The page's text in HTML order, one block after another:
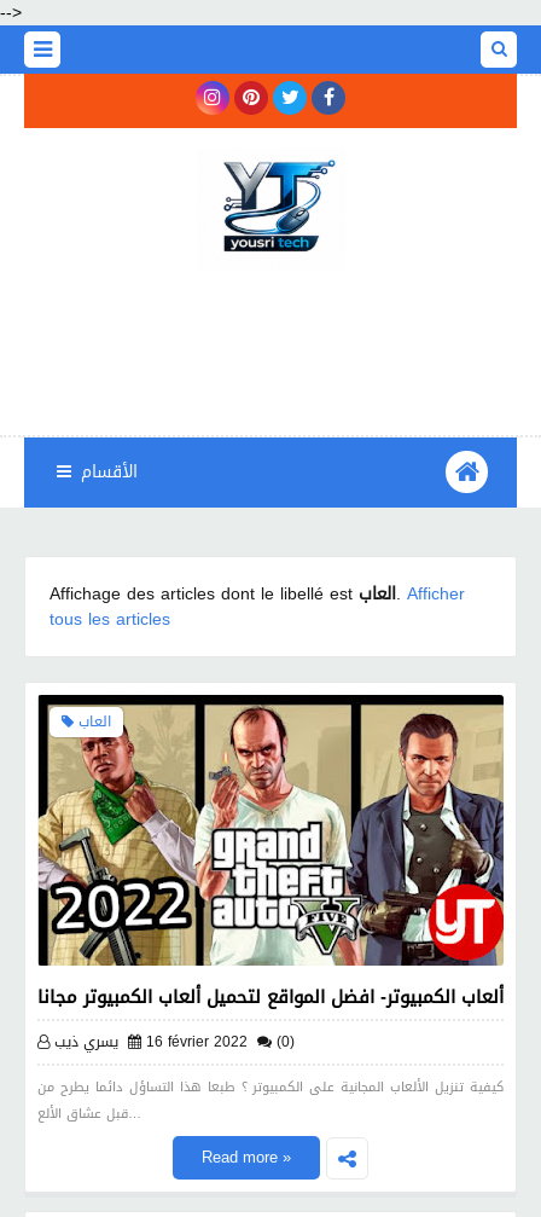
-->
الأقسام
Affichage des articles dont le libellé est العاب. Afficher
tous les articles
العاب
ألعاب الكمبيوتر- افضل المواقع لتحميل ألعاب الكمبيوتر مجانا
يسري ذيب 16 février 2022 (0)
كيفية تنزيل الألعاب المجانية على الكمبيوتر ؟ طبعا هذا التساؤل دائما يطرح من
قبل عشاق الألع…
Read more »